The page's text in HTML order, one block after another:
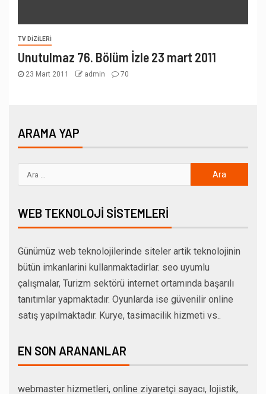
TV DIZILERI
Unutulmaz 76. Bölüm İzle 23 mart 2011
23 Mart 2011 admin 70
ARAMA YAP
WEB TEKNOLOJI SISTEMLERI
Günümüz web teknolojilerinde siteler artik teknolojinin
bütün imkanlarini kullanmaktadirlar. seo uyumlu
çalışmalar, Turizm sektörü internet ortamında başarılı
tanıtımlar yapmaktadır. Oyunlarda ise güvenilir online
satış yapılmaktadır. Kurye, tasimacilik hizmeti vs..
EN SON ARANANLAR
webmaster hizmetleri, online ziyaretçi sayacı, lojistik,